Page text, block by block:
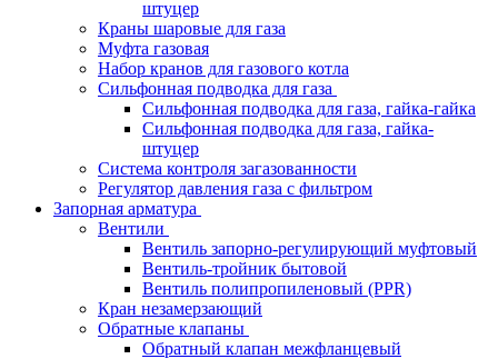
штуцер
Краны шаровые для газа
Муфта газовая
Набор кранов для газового котла
Сильфонная подводка для газа
Сильфонная подводка для газа, гайка-гайка
Сильфонная подводка для газа, гайка-
штуцер
Система контроля загазованности
Регулятор давления газа с фильтром
Запорная арматура
Вентили
Вентиль запорно-регулирующий муфтовый
Вентиль-тройник бытовой
Вентиль полипропиленовый (PPR)
Кран незамерзающий
Обратные клапаны
Обратный клапан межфланцевый